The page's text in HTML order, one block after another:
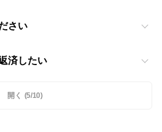
さい
済したい
開く (5/10)